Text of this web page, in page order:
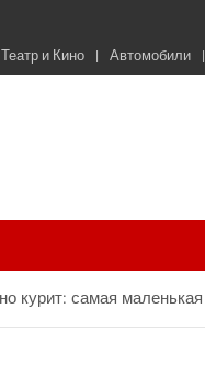
Театр и Кино Автомобили
курит: самая